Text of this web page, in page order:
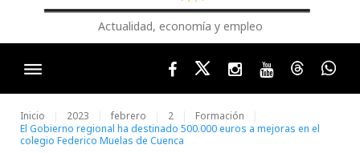
Actualidad, economía y empleo
FacebookTwitterInstagram
YoutubeThreads
Inicio 2023 febrero 2
Formación
El Gobierno regional ha destinado 500.000 euros a mejoras en el
colegio Federico Muelas de Cuenca